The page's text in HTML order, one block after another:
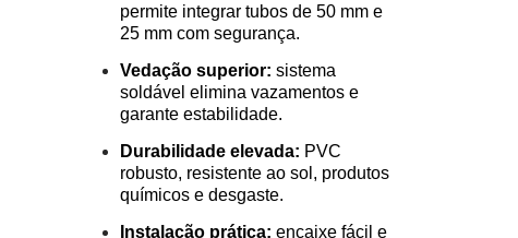
permite integrar tubos de 50 mm e
25 mm com segurança.
Vedação superior: sistema
soldável elimina vazamentos e
garante estabilidade.
Durabilidade elevada: PVC
robusto, resistente ao sol, produtos
químicos e desgaste.
Instalação prática: encaixe fácil e